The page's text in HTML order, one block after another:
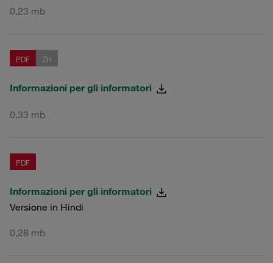
0,23 mb
PDF ZH
Informazioni per gli informatori
0,33 mb
PDF
Informazioni per gli informatori
Versione in Hindi
0,28 mb